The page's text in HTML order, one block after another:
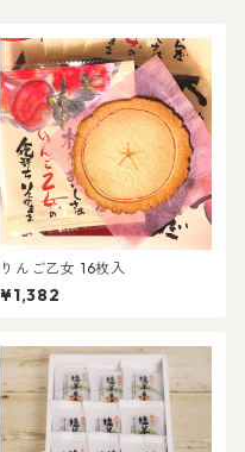
りんご乙女 16枚入
¥1,382